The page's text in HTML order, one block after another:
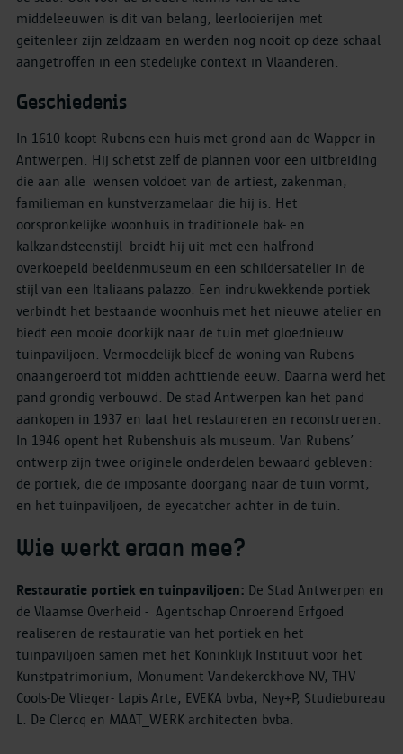
middeleeuwen is dit van belang, leerlooierijen met
geitenleer zijn zeldzaam en werden nog nooit op deze schaal
aangetroffen in een stedelijke context in Vlaanderen.
Geschiedenis
In 1610 koopt Rubens een huis met grond aan de Wapper in
Antwerpen. Hij schetst zelf de plannen voor een uitbreiding
die aan alle wensen voldoet van de artiest, zakenman,
familieman en kunstverzamelaar die hij is. Het
oorspronkelijke woonhuis in traditionele bak- en
kalkzandsteenstijl breidt hij uit met een halfrond
overkoepeld beeldenmuseum en een schildersatelier in de
stijl van een Italiaans palazzo. Een indrukwekkende portiek
verbindt het bestaande woonhuis met het nieuwe atelier en
biedt een mooie doorkijk naar de tuin met gloednieuw
tuinpaviljoen. Vermoedelijk bleef de woning van Rubens
onaangeroerd tot midden achttiende eeuw. Daarna werd het
pand grondig verbouwd. De stad Antwerpen kan het pand
aankopen in 1937 en laat het restaureren en reconstrueren.
In 1946 opent het Rubenshuis als museum. Van Rubens’
ontwerp zijn twee originele onderdelen bewaard gebleven:
de portiek, die de imposante doorgang naar de tuin vormt,
en het tuinpaviljoen, de eyecatcher achter in de tuin.
Wie werkt eraan mee?
Restauratie portiek en tuinpaviljoen: De Stad Antwerpen en
de Vlaamse Overheid - Agentschap Onroerend Erfgoed
realiseren de restauratie van het portiek en het
tuinpaviljoen samen met het Koninklijk Instituut voor het
Kunstpatrimonium, Monument Vandekerckhove NV, THV
Cools-De Vlieger- Lapis Arte, EVEKA bvba, Ney+P, Studiebureau
L. De Clercq en MAAT_WERK architecten bvba.